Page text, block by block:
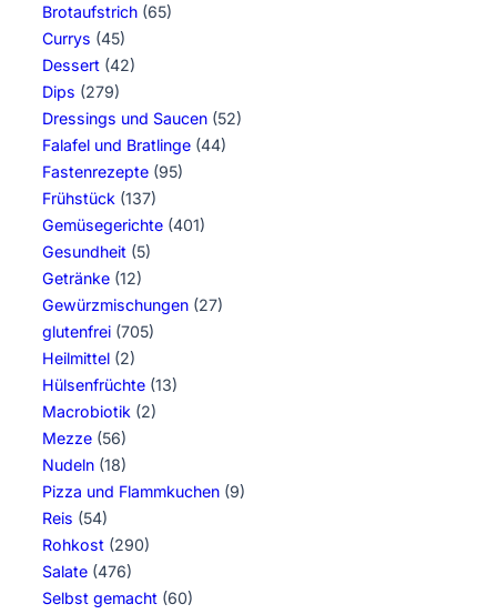
Brotaufstrich (65)
Currys (45)
Dessert (42)
Dips (279)
Dressings und Saucen (52)
Falafel und Bratlinge (44)
Fastenrezepte (95)
Frühstück (137)
Gemüsegerichte (401)
Gesundheit (5)
Getränke (12)
Gewürzmischungen (27)
glutenfrei (705)
Heilmittel (2)
Hülsenfrüchte (13)
Macrobiotik (2)
Mezze (56)
Nudeln (18)
Pizza und Flammkuchen (9)
Reis (54)
Rohkost (290)
Salate (476)
Selbst gemacht (60)